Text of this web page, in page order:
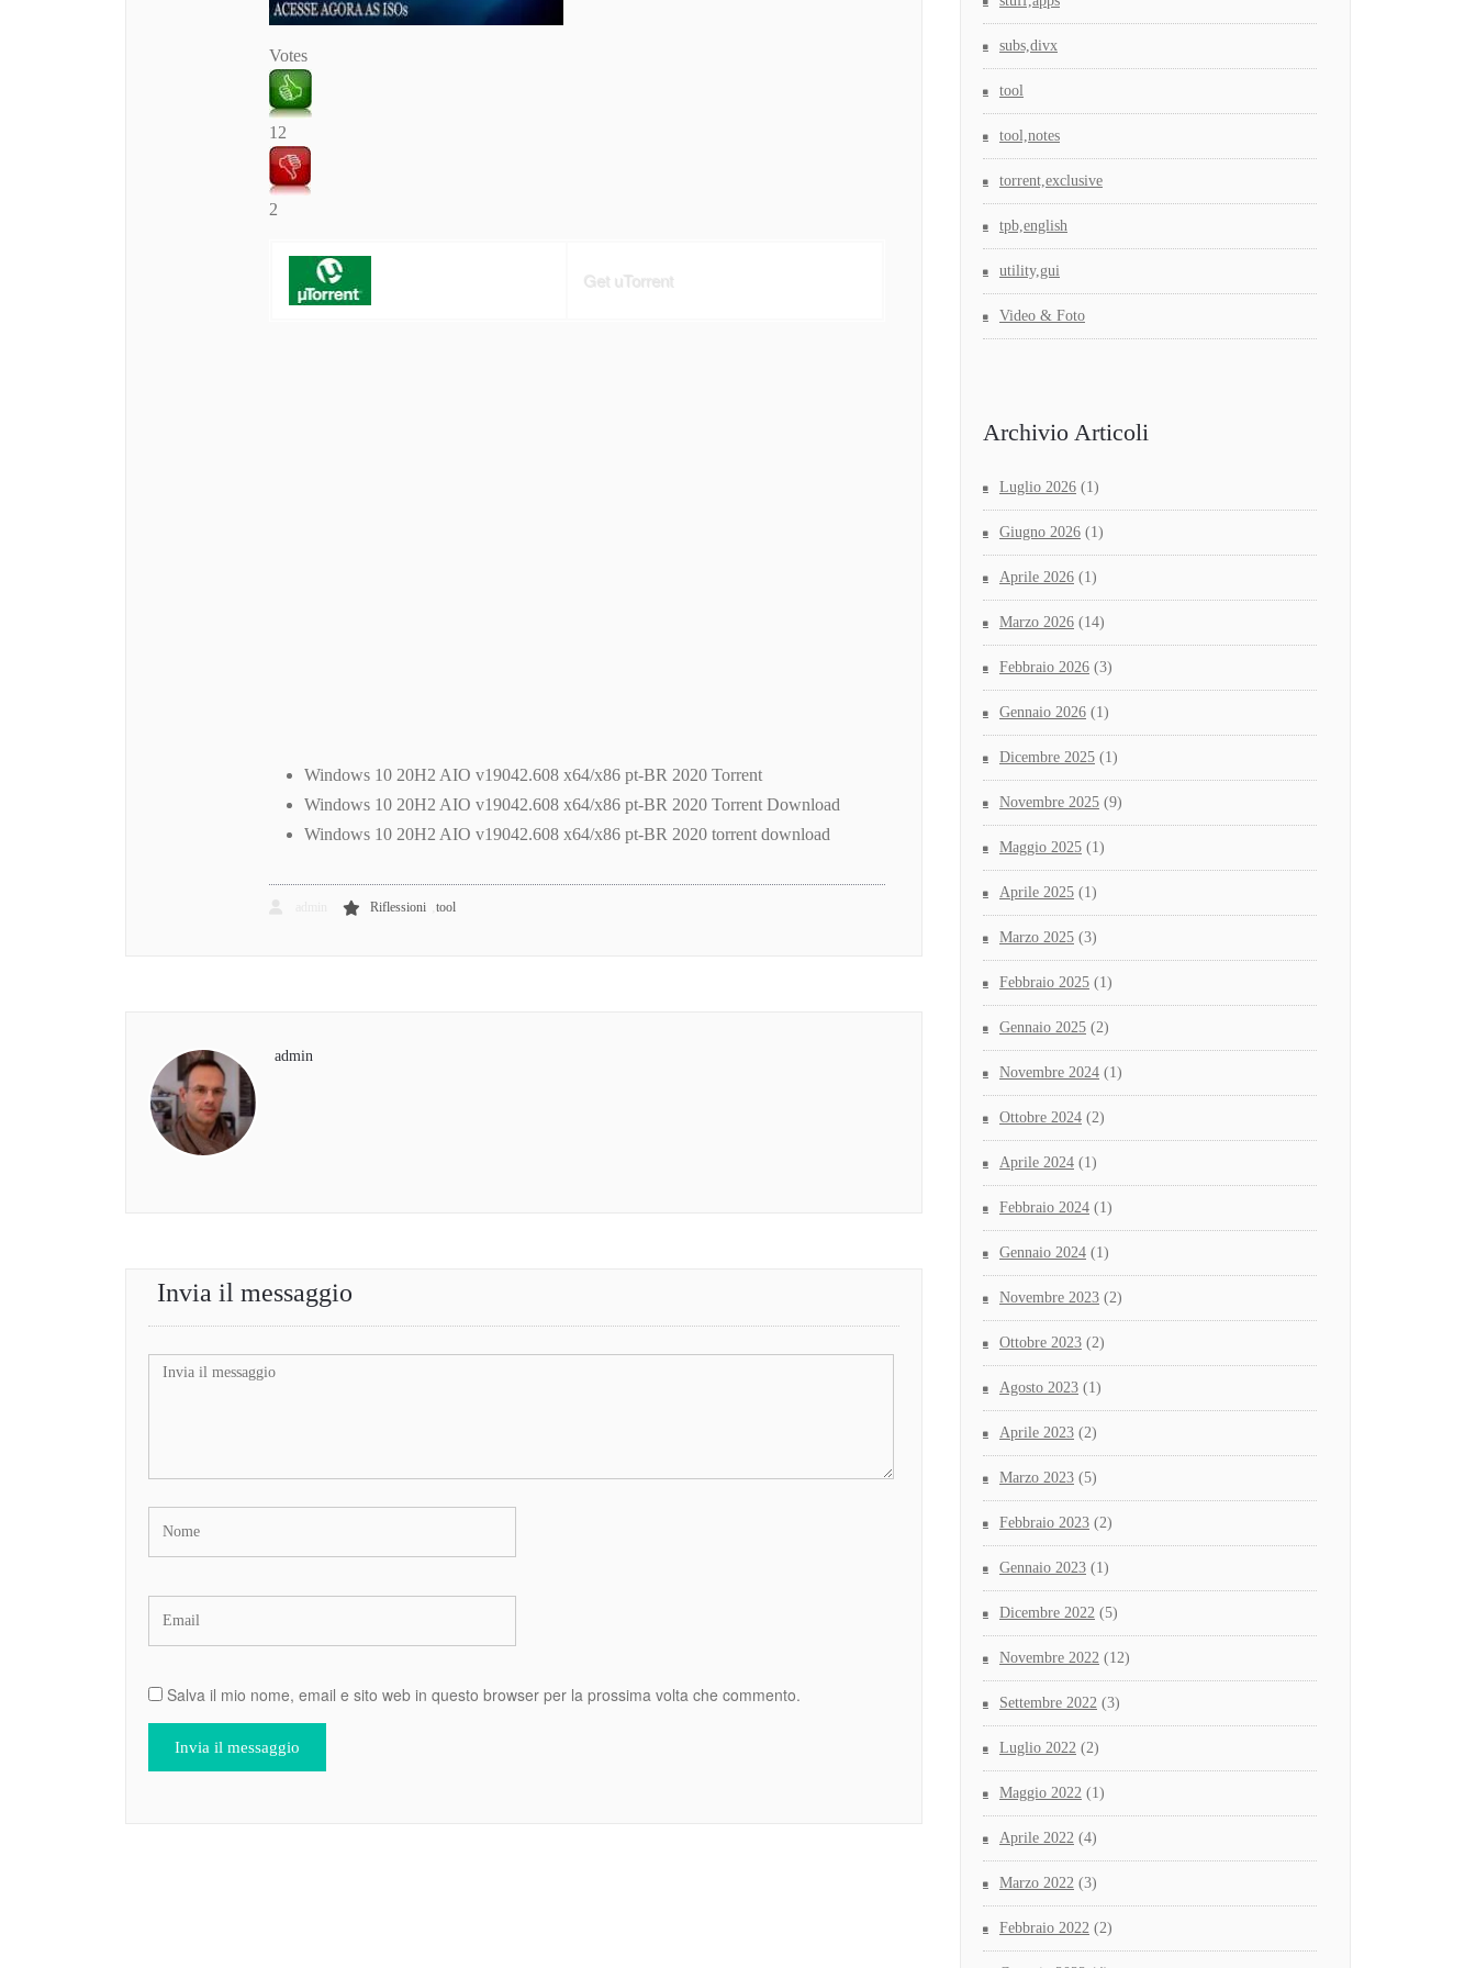
Votes
12
2
Get uTorrent
Windows 10 20H2 AIO v19042.608 x64/x86 pt-BR 2020 Torrent
Windows 10 20H2 AIO v19042.608 x64/x86 pt-BR 2020 Torrent Download
Windows 10 20H2 AIO v19042.608 x64/x86 pt-BR 2020 torrent download
Riflessioni ,tool
admin
Invia il messaggio
Salva il mio nome, email e sito web in questo browser per la prossima volta che commento.
subs,divx
tool
tool,notes
torrent,exclusive
tpb,english
utility,gui
Video & Foto
Archivio Articoli
Luglio 2026 (1)
Giugno 2026 (1)
Aprile 2026 (1)
Marzo 2026 (14)
Febbraio 2026 (3)
Gennaio 2026 (1)
Dicembre 2025 (1)
Novembre 2025 (9)
Maggio 2025 (1)
Aprile 2025 (1)
Marzo 2025 (3)
Febbraio 2025 (1)
Gennaio 2025 (2)
Novembre 2024 (1)
Ottobre 2024 (2)
Aprile 2024 (1)
Febbraio 2024 (1)
Gennaio 2024 (1)
Novembre 2023 (2)
Ottobre 2023 (2)
Agosto 2023 (1)
Aprile 2023 (2)
Marzo 2023 (5)
Febbraio 2023 (2)
Gennaio 2023 (1)
Dicembre 2022 (5)
Novembre 2022 (12)
Settembre 2022 (3)
Luglio 2022 (2)
Maggio 2022 (1)
Aprile 2022 (4)
Marzo 2022 (3)
Febbraio 2022 (2)